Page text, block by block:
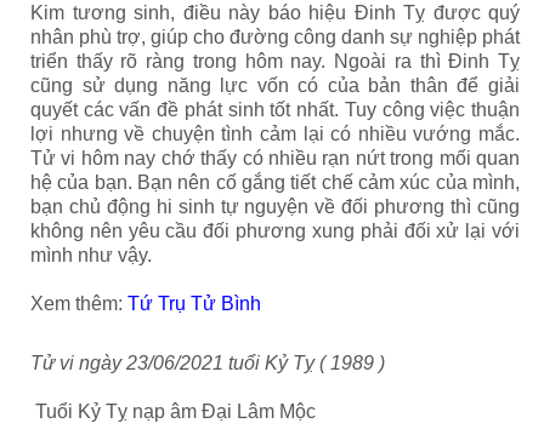
Kim tương sinh, điều này báo hiệu Đinh Tỵ được quý
nhân phù trợ, giúp cho đường công danh sự nghiệp phát
triển thấy rõ ràng trong hôm nay. Ngoài ra thì Đinh Tỵ
cũng sử dụng năng lực vốn có của bản thân để giải
quyết các vấn đề phát sinh tốt nhất. Tuy công việc thuận
lợi nhưng về chuyện tình cảm lại có nhiều vướng mắc.
Tử vi hôm nay chớ thấy có nhiều rạn nứt trong mối quan
hệ của bạn. Bạn nên cố gắng tiết chế cảm xúc của mình,
bạn chủ động hi sinh tự nguyện về đối phương thì cũng
không nên yêu cầu đối phương xung phải đối xử lại với
mình như vậy.
Xem thêm: Tứ Trụ Tử Bình
Tử vi ngày 23/06/2021 tuổi Kỷ Tỵ ( 1989 )
Tuổi Kỷ Tỵ nạp âm Đại Lâm Mộc